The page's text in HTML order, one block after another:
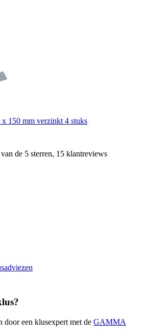
x 150 mm verzinkt 4 stuks
de 5 sterren, 15 klantreviews
een klusexpert met de GAMMA